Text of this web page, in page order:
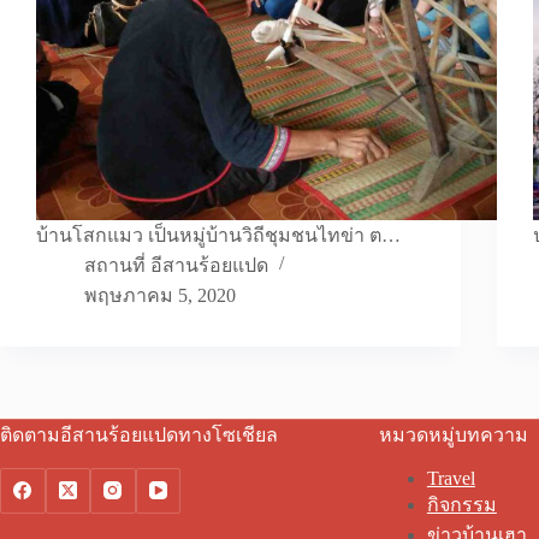
บ้านโสกแมว เป็นหมู่บ้านวิถีชุมชนไทข่า ต…
สถานที่ อีสานร้อยแปด
พฤษภาคม 5, 2020
ติดตามอีสานร้อยแปดทางโซเชียล หมวดหมู่บทความ
Travel
กิจกรรม